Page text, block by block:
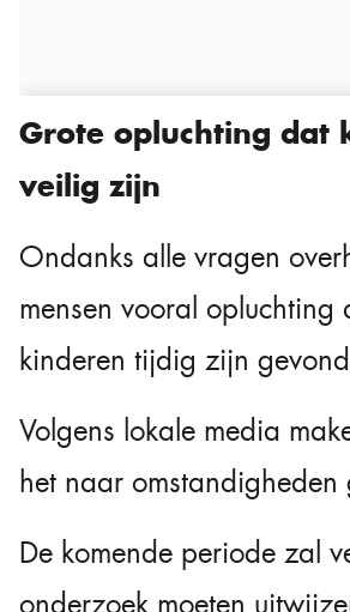
Grote opluchting dat
veilig zijn
Ondanks alle vragen
mensen vooral opluchting
kinderen tijdig zijn
Volgens lokale media
het naar omstandigheden
De komende periode zal